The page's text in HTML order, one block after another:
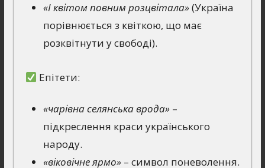
«І квітом повним розцвітала»(Україна
порівнюється з квіткою, що має
розквітнути у свободі).
Епітети:
«чарівна селянська врода»–
підкреслення краси українського
народу.
«віковічне ярмо»– символ поневолення.